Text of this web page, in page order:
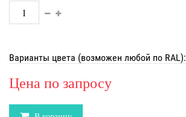
Варианты цвета (возможен любой по RAL):
Цена по запросу